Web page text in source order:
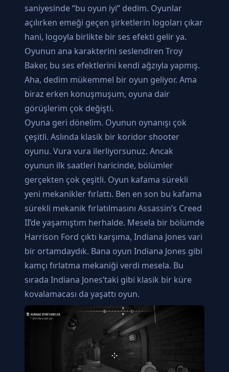
saniyesinde “bu oyun iyi” dedim. Oyunlar
açılırken emeği geçen şirketlerin logoları çıkar
hani, logoyla birlikte bir ses efekti gelir ya.
Oyunun ana karakterini seslendiren Troy
Baker, bu ses efektlerini kendi ağzıyla yapmış.
Aha, dedim mükemmel bir oyun geliyor. Ama
biraz erken konuşmuşum, oyuna dair
görüşlerim çok değişti.
Oyuna geri dönelim. Oyunun oynanışı çok
çeşitli. Aslında klasik bir koridor shooter
oyunu. Vura vura ilerliyorsunuz. Ancak
oyunun ilk saatleri haricinde, bölümler
gerçekten çok çeşitli. Oyun kafama sürekli
yeni mekanikler fırlattı. Ben en son bu kafama
sürekli mekanik fırlatılmasını Assassin’s Creed
II’de yaşamıştım herhalde. Mesela bir bölümde
Harrison Ford çıktı karşıma, Indiana Jones vari
bir ortamdaydık. Bana oyun Indiana Jones gibi
kamçı fırlatma mekaniği verdi mesela. Bu
sırada Indiana Jones’taki gibi klasik bir küre
kovalamacası da yaşattı oyun.